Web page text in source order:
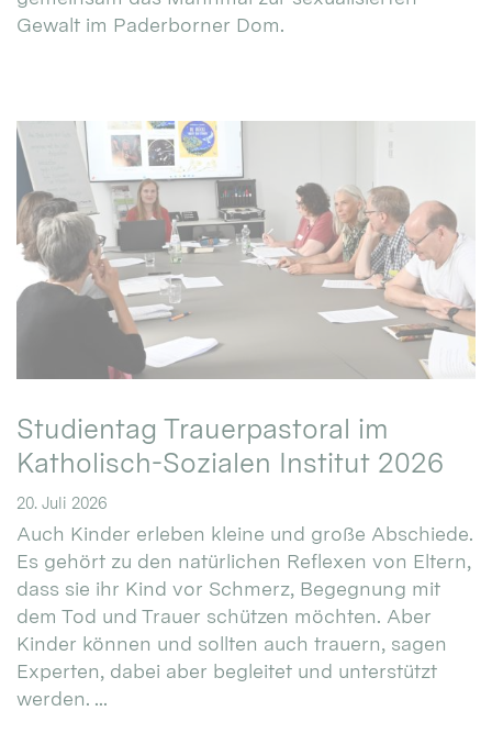
Gewalt im Paderborner Dom.
Studientag Trauerpastoral im
Katholisch-Sozialen Institut 2026
20. Juli 2026
Auch Kinder erleben kleine und große Abschiede.
Es gehört zu den natürlichen Reflexen von Eltern,
dass sie ihr Kind vor Schmerz, Begegnung mit
dem Tod und Trauer schützen möchten. Aber
Kinder können und sollten auch trauern, sagen
Experten, dabei aber begleitet und unterstützt
werden. ...